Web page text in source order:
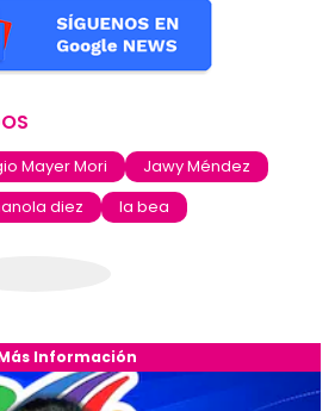
Información
Mayer Mori
Jawy Méndez
diez la bea